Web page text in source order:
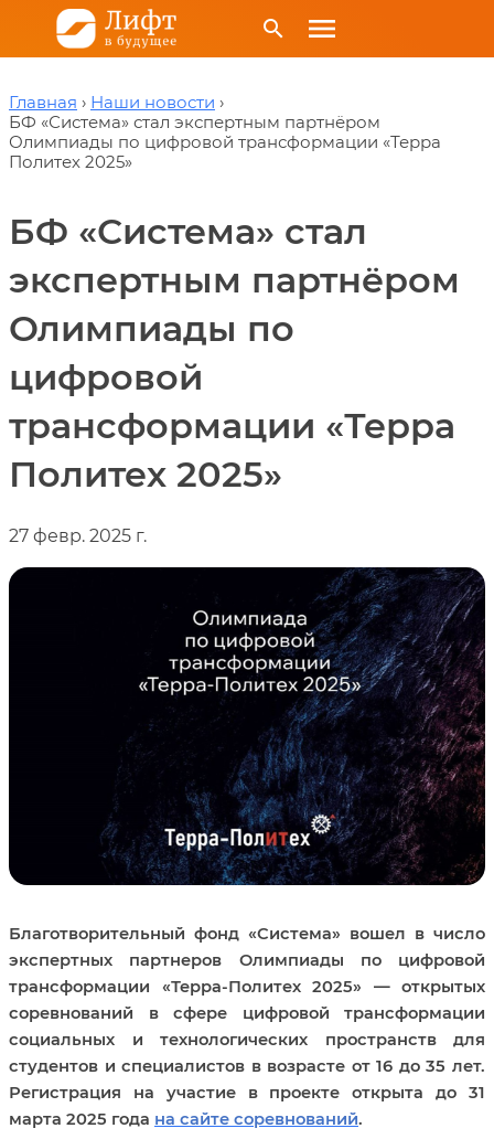
search menu
Главная
Наши новости
БФ «Система» стал экспертным партнёром
Олимпиады по цифровой трансформации «Терра
Политех 2025»
БФ «Система» стал
экспертным партнёром
Олимпиады по
цифровой
трансформации «Терра
Политех 2025»
27 февр. 2025 г.
Благотворительный фонд «Система» вошел в число
экспертных партнеров Олимпиады по цифровой
трансформации «Терра‑Политех 2025» — открытых
соревнований в сфере цифровой трансформации
социальных и технологических пространств для
студентов и специалистов в возрасте от 16 до 35 лет.
Регистрация на участие в проекте открыта до 31
марта 2025 года на сайте соревнований.